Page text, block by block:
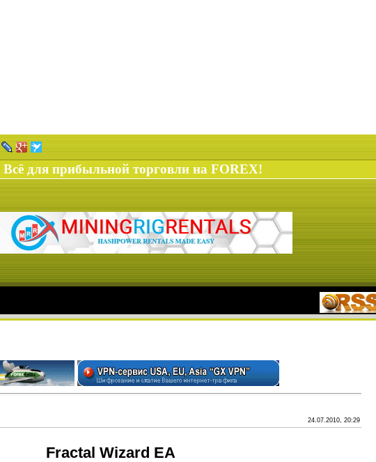
Всё для прибыльной торговли на FOREX!
24.07.2010, 20:29
Fractal Wizard EA